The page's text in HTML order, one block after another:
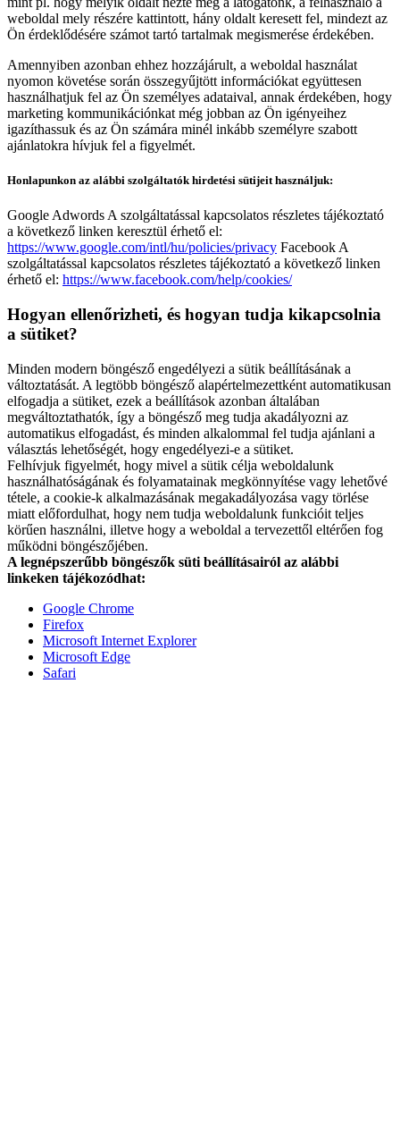
weboldal mely részére kattintott, hány oldalt keresett fel, mindezt az
Ön érdeklődésére számot tartó tartalmak megismerése érdekében.
Amennyiben azonban ehhez hozzájárult, a weboldal használat
nyomon követése során összegyűjtött információkat együttesen
használhatjuk fel az Ön személyes adataival, annak érdekében, hogy
marketing kommunikációnkat még jobban az Ön igényeihez
igazíthassuk és az Ön számára minél inkább személyre szabott
ajánlatokra hívjuk fel a figyelmét.
Honlapunkon az alábbi szolgáltatók hirdetési sütijeit használjuk:
Google Adwords A szolgáltatással kapcsolatos részletes tájékoztató
a következő linken keresztül érhető el:
https://www.google.com/intl/hu/policies/privacy Facebook A
szolgáltatással kapcsolatos részletes tájékoztató a következő linken
érhető el: https://www.facebook.com/help/cookies/
Hogyan ellenőrizheti, és hogyan tudja kikapcsolnia
a sütiket?
Minden modern böngésző engedélyezi a sütik beállításának a
változtatását. A legtöbb böngésző alapértelmezettként automatikusan
elfogadja a sütiket, ezek a beállítások azonban általában
megváltoztathatók, így a böngésző meg tudja akadályozni az
automatikus elfogadást, és minden alkalommal fel tudja ajánlani a
választás lehetőségét, hogy engedélyezi-e a sütiket.
Felhívjuk figyelmét, hogy mivel a sütik célja weboldalunk
használhatóságának és folyamatainak megkönnyítése vagy lehetővé
tétele, a cookie-k alkalmazásának megakadályozása vagy törlése
miatt előfordulhat, hogy nem tudja weboldalunk funkcióit teljes
körűen használni, illetve hogy a weboldal a tervezettől eltérően fog
működni böngészőjében.
A legnépszerűbb böngészők süti beállításairól az alábbi
linkeken tájékozódhat:
Google Chrome
Firefox
Microsoft Internet Explorer
Microsoft Edge
Safari